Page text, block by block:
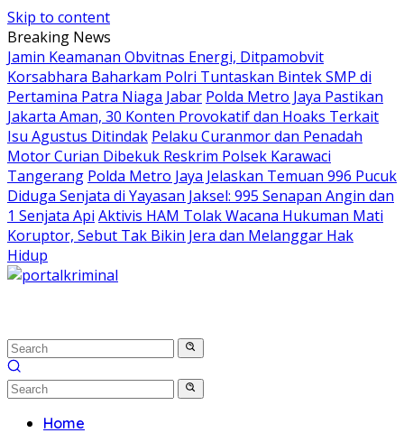
Skip to content
Breaking News
Jamin Keamanan Obvitnas Energi, Ditpamobvit
Korsabhara Baharkam Polri Tuntaskan Bintek SMP di
Pertamina Patra Niaga Jabar Polda Metro Jaya Pastikan
Jakarta Aman, 30 Konten Provokatif dan Hoaks Terkait
Isu Agustus Ditindak Pelaku Curanmor dan Penadah
Motor Curian Dibekuk Reskrim Polsek Karawaci
Tangerang Polda Metro Jaya Jelaskan Temuan 996 Pucuk
Diduga Senjata di Yayasan Jaksel: 995 Senapan Angin dan
1 Senjata Api Aktivis HAM Tolak Wacana Hukuman Mati
Koruptor, Sebut Tak Bikin Jera dan Melanggar Hak
Hidup
Home